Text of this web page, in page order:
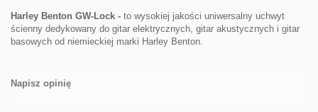
Harley Benton GW-Lock - to wysokiej jakości uniwersalny uchwyt
ścienny dedykowany do gitar elektrycznych, gitar akustycznych i gitar
basowych od niemieckiej marki Harley Benton.
Napisz opinię